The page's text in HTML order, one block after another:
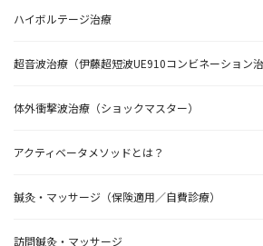
ハイボルテージ治療
超音波治療（伊藤超短波UE910コンビネーション治
体外衝撃波治療（ショックマスター）
アクティベータメソッドとは？
鍼灸・マッサージ（保険適用／自費診療）
訪問鍼灸・マッサージ